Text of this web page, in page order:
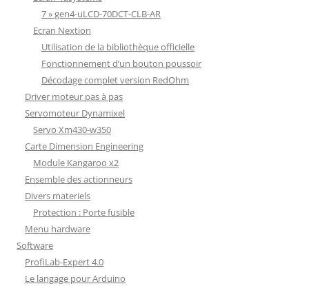
7 » gen4-uLCD-70DCT-CLB-AR
Ecran Nextion
Utilisation de la bibliothèque officielle
Fonctionnement d’un bouton poussoir
Décodage complet version RedOhm
Driver moteur pas à pas
Servomoteur Dynamixel
Servo Xm430-w350
Carte Dimension Engineering
Module Kangaroo x2
Ensemble des actionneurs
Divers materiels
Protection : Porte fusible
Menu hardware
Software
ProfiLab-Expert 4.0
Le langage pour Arduino